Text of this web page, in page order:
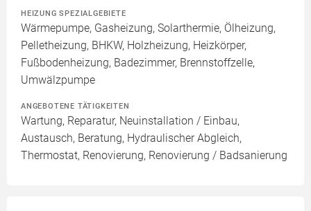
HEIZUNG SPEZIALGEBIETE
Wärmepumpe, Gasheizung, Solarthermie, Ölheizung,
Pelletheizung, BHKW, Holzheizung, Heizkörper,
Fußbodenheizung, Badezimmer, Brennstoffzelle,
Umwälzpumpe
ANGEBOTENE TÄTIGKEITEN
Wartung, Reparatur, Neuinstallation / Einbau,
Austausch, Beratung, Hydraulischer Abgleich,
Thermostat, Renovierung, Renovierung / Badsanierung